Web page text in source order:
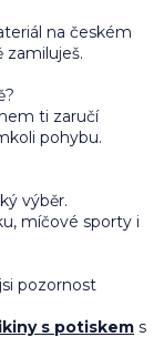
na českém
zamiluješ.
ti zaručí
pohybu.
výběr.
míčové sporty i
pozornost
s potiskem s